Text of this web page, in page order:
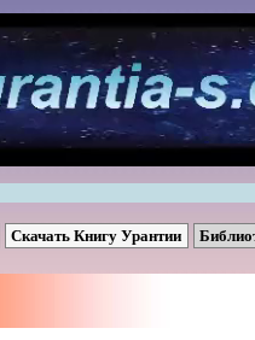
Скачать Книгу Урантии